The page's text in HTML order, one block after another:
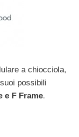
a chiocciola,
possibili
e F Frame.